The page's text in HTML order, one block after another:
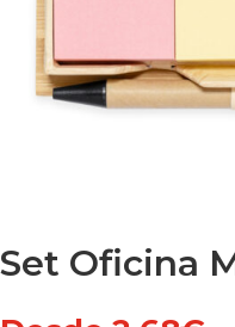
Set Oficina